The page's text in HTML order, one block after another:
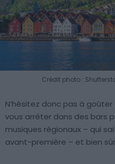
Crédit photo :
N’hésitez donc pas à
vous arrêter dans des bars
musiques régionaux – qui
avant-première – et bien